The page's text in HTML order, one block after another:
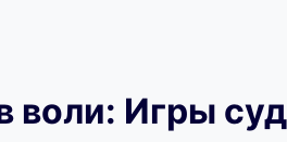
воли: Игры